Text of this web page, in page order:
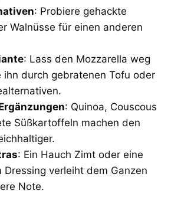
: Probiere gehackte
Walnüsse für einen anderen
: Lass den Mozzarella weg
ihn durch gebratenen Tofu oder
: Quinoa, Couscous
Süßkartoffeln machen den
: Ein Hauch Zimt oder eine
Dressing verleiht dem Ganzen
Note.